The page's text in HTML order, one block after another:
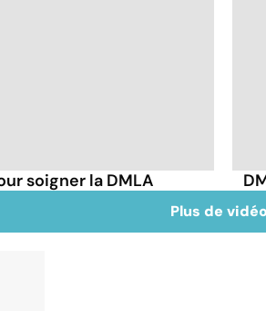
soigner la DMLA
Plus de